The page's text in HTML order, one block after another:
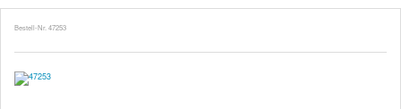
Bestell-Nr. 47253